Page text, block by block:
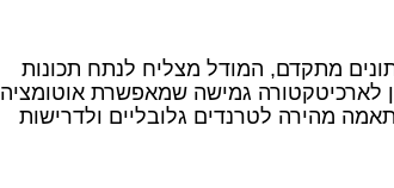
מתקדם, המודל מצליח לנתח תכונות
לארכיטקטורה גמישה שמאפשרת אוטומציה
מהירה לטרנדים גלובליים ולדרישות